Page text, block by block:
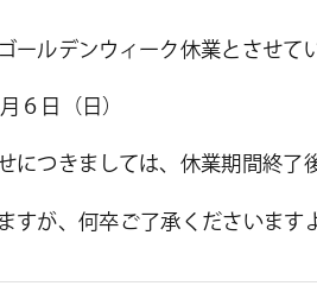
ルデンウィーク休業とさせて
６日（日）
つきましては、休業期間終了
が、何卒ご了承くださいます